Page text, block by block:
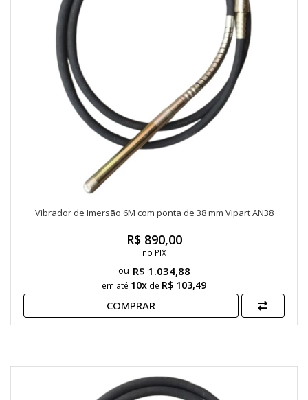
Vibrador de Imersão 6M com ponta de 38 mm Vipart AN38
R$ 1.034,88
em até 10x de R$ 103,49
R$ 890,00
no PIX
COMPRAR